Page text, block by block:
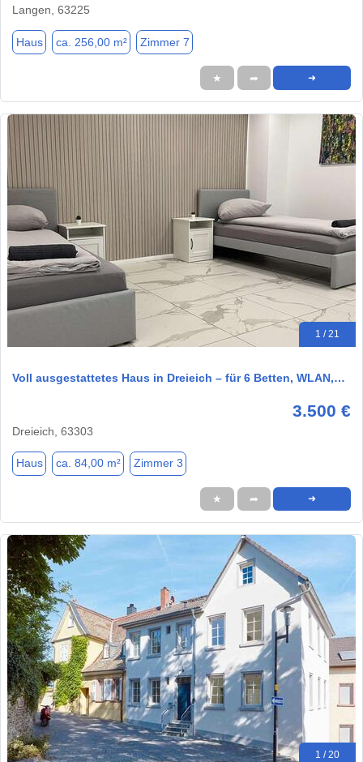
Langen, 63225
Haus ca. 256,00 m² Zimmer 7
★ ➦ ➜
1 / 21
Voll ausgestattetes Haus in Dreieich – für 6 Betten, WLAN,…
3.500 €
Dreieich, 63303
Haus ca. 84,00 m² Zimmer 3
★ ➦ ➜
1 / 20